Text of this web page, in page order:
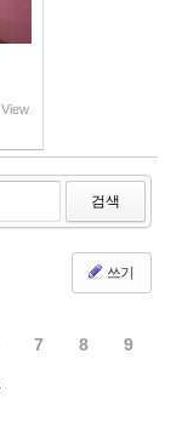
View
검색
쓰기
7 8 9